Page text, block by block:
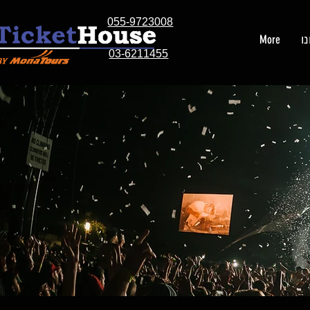
055-9723008
03-6211455
More